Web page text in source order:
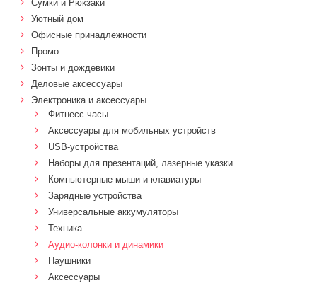
Сумки и Рюкзаки
Уютный дом
Офисные принадлежности
Промо
Зонты и дождевики
Деловые аксессуары
Электроника и аксессуары
Фитнесс часы
Аксессуары для мобильных устройств
USB-устройства
Наборы для презентаций, лазерные указки
Компьютерные мыши и клавиатуры
Зарядные устройства
Универсальные аккумуляторы
Техника
Аудио-колонки и динамики
Наушники
Аксессуары